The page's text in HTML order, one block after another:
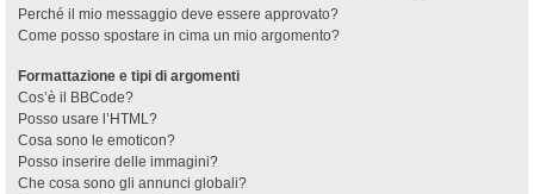
Perché il mio messaggio deve essere approvato?
Come posso spostare in cima un mio argomento?
Formattazione e tipi di argomenti
Cos’è il BBCode?
Posso usare l’HTML?
Cosa sono le emoticon?
Posso inserire delle immagini?
Che cosa sono gli annunci globali?